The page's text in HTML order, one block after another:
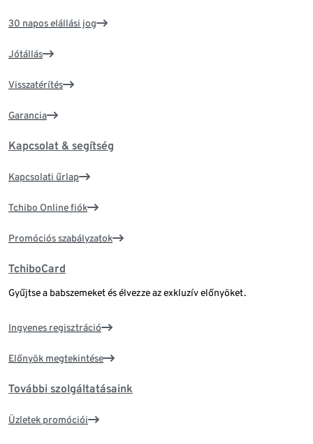
30 napos elállási jog
Jótállás
Visszatérítés
Garancia
Kapcsolat & segítség
Kapcsolati űrlap
Tchibo Online fiók
Promóciós szabályzatok
TchiboCard
Gyűjtse a babszemeket és élvezze az exkluzív előnyöket.
Ingyenes regisztráció
Előnyök megtekintése
További szolgáltatásaink
Üzletek promóciói